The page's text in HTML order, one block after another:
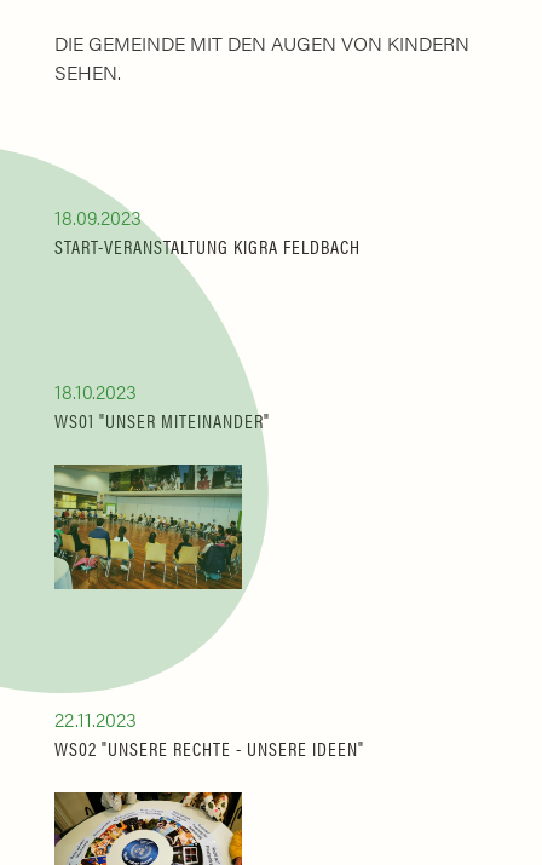
DIE GEMEINDE MIT DEN AUGEN VON KINDERN
SEHEN.
18.09.2023
START-VERANSTALTUNG KIGRA FELDBACH
18.10.2023
WS01 "UNSER MITEINANDER"
22.11.2023
WS02 "UNSERE RECHTE - UNSERE IDEEN"